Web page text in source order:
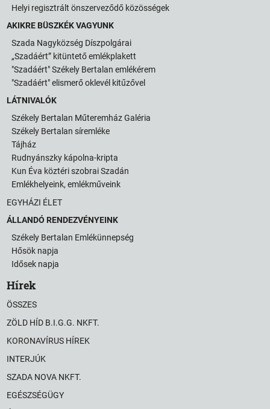
Helyi regisztrált önszerveződő közösségek
AKIKRE BÜSZKÉK VAGYUNK
Szada Nagyközség Díszpolgárai
„Szadáért” kitüntető emlékplakett
"Szadáért" Székely Bertalan emlékérem
"Szadáért" elismerő oklevél kitűzővel
LÁTNIVALÓK
Székely Bertalan Műteremház Galéria
Székely Bertalan síremléke
Tájház
Rudnyánszky kápolna-kripta
Kun Éva köztéri szobrai Szadán
Emlékhelyeink, emlékműveink
EGYHÁZI ÉLET
ÁLLANDÓ RENDEZVÉNYEINK
Székely Bertalan Emlékünnepség
Hősök napja
Idősek napja
Hírek
ÖSSZES
ZÖLD HÍD B.I.G.G. NKFT.
KORONAVÍRUS HÍREK
INTERJÚK
SZADA NOVA NKFT.
EGÉSZSÉGÜGY